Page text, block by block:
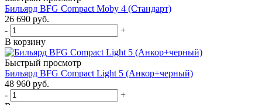
Бильярд BFG Compact Moby 4 (Стандарт)
26 690 руб.
-
+
В корзину
Быстрый просмотр
Бильярд BFG Compact Light 5 (Анкор+черный)
48 960 руб.
-
+